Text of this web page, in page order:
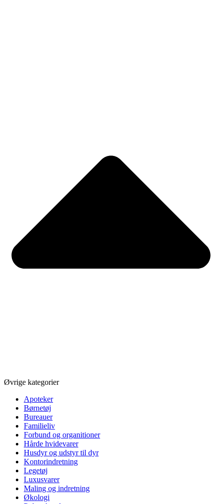
Øvrige kategorier
Apoteker
Børnetøj
Bureauer
Familieliv
Forbund og organitioner
Hårde hvidevarer
Husdyr og udstyr til dyr
Kontorindretning
Legetøj
Luxusvarer
Maling og indretning
Økologi